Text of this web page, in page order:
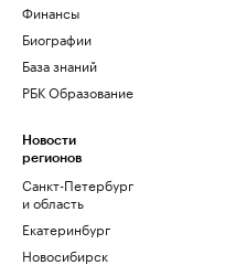
Финансы
Биографии
База знаний
РБК Образование
Новости
регионов
Санкт-Петербург
и область
Екатеринбург
Новосибирск